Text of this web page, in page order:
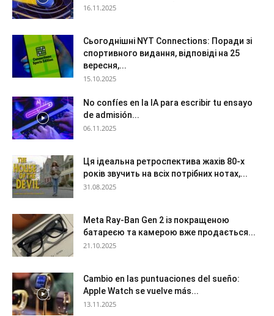
16.11.2025
Сьогоднішні NYT Connections: Поради зі
спортивного видання, відповіді на 25
вересня,...
15.10.2025
No confíes en la IA para escribir tu ensayo
de admisión...
06.11.2025
Ця ідеальна ретроспектива жахів 80-х
років звучить на всіх потрібних нотах,...
31.08.2025
Meta Ray-Ban Gen 2 із покращеною
батареєю та камерою вже продається...
21.10.2025
Cambio en las puntuaciones del sueño:
Apple Watch se vuelve más...
13.11.2025